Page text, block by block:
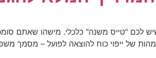
שיש לכם "טייס משנה" כלכלי. מישהו שאתם
המהות של ייפוי כוח להוצאה לפועל –